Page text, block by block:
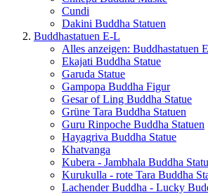
Cundi
Dakini Buddha Statuen
Buddhastatuen E-L
Alles anzeigen: Buddhastatuen
Ekajati Buddha Statue
Garuda Statue
Gampopa Buddha Figur
Gesar of Ling Buddha Statue
Grüne Tara Buddha Statuen
Guru Rinpoche Buddha Statuen
Hayagriva Buddha Statue
Khatvanga
Kubera - Jambhala Buddha
Kurukulla - rote Tara Buddha
Lachender Buddha - Lucky